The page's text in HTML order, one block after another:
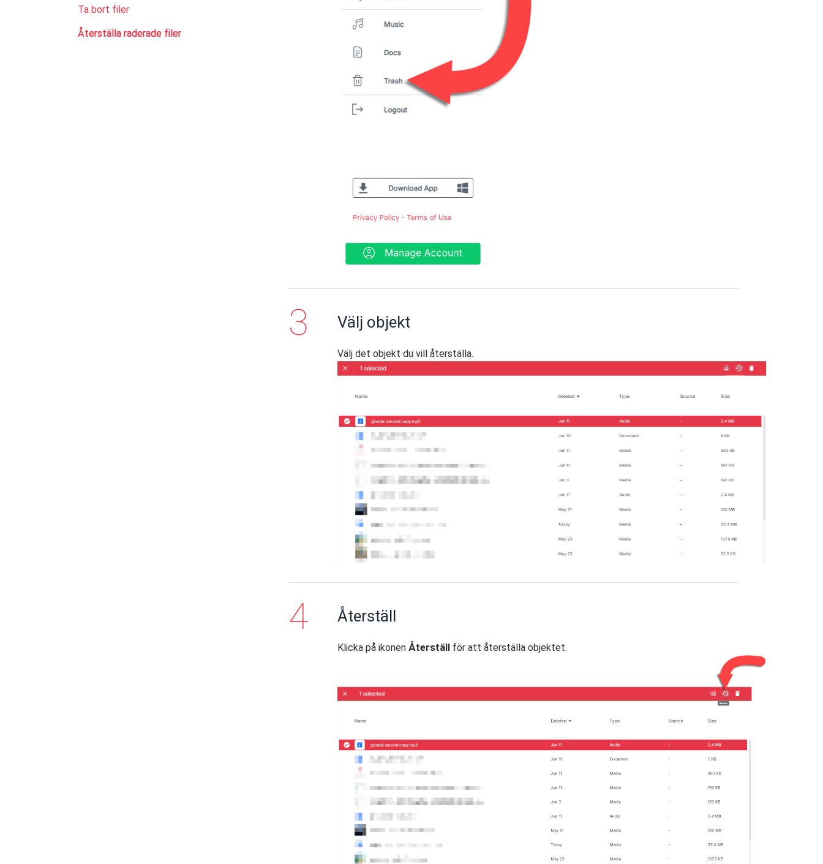
Ta bort filer
Återställa raderade filer
Välj objekt
Välj det objekt du vill återställa.
Återställ
Klicka på ikonenÅterställ för att återställa objektet.